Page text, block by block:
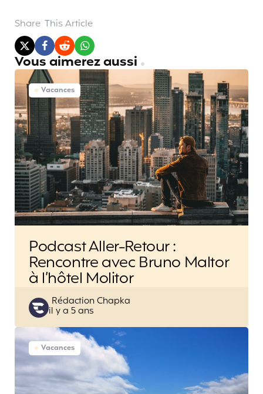
Share This Article
Vous aimerez aussi
Vacances
Podcast Aller-Retour :
Rencontre avec Bruno Maltor
à l’hôtel Molitor
Posted
by
Rédaction Chapka
il y a 5 ans
Vacances